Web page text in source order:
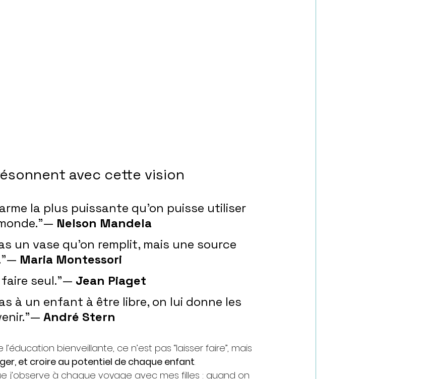
avec cette vision
la plus puissante qu’on puisse utiliser
Nelson Mandela
un vase qu’on remplit, mais une source
Maria Montessori
seul.”— Jean Piaget
à un enfant à être libre, on lui donne les
André Stern
bienveillante, ce n’est pas “laisser faire”, mais
et croire au potentiel de chaque enfant.
j’observe à chaque voyage avec mes filles : quand on